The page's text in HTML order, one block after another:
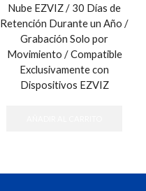
Nube EZVIZ / 30 Días de
Retención Durante un Año /
Grabación Solo por
Movimiento / Compatible
Exclusivamente con
Dispositivos EZVIZ